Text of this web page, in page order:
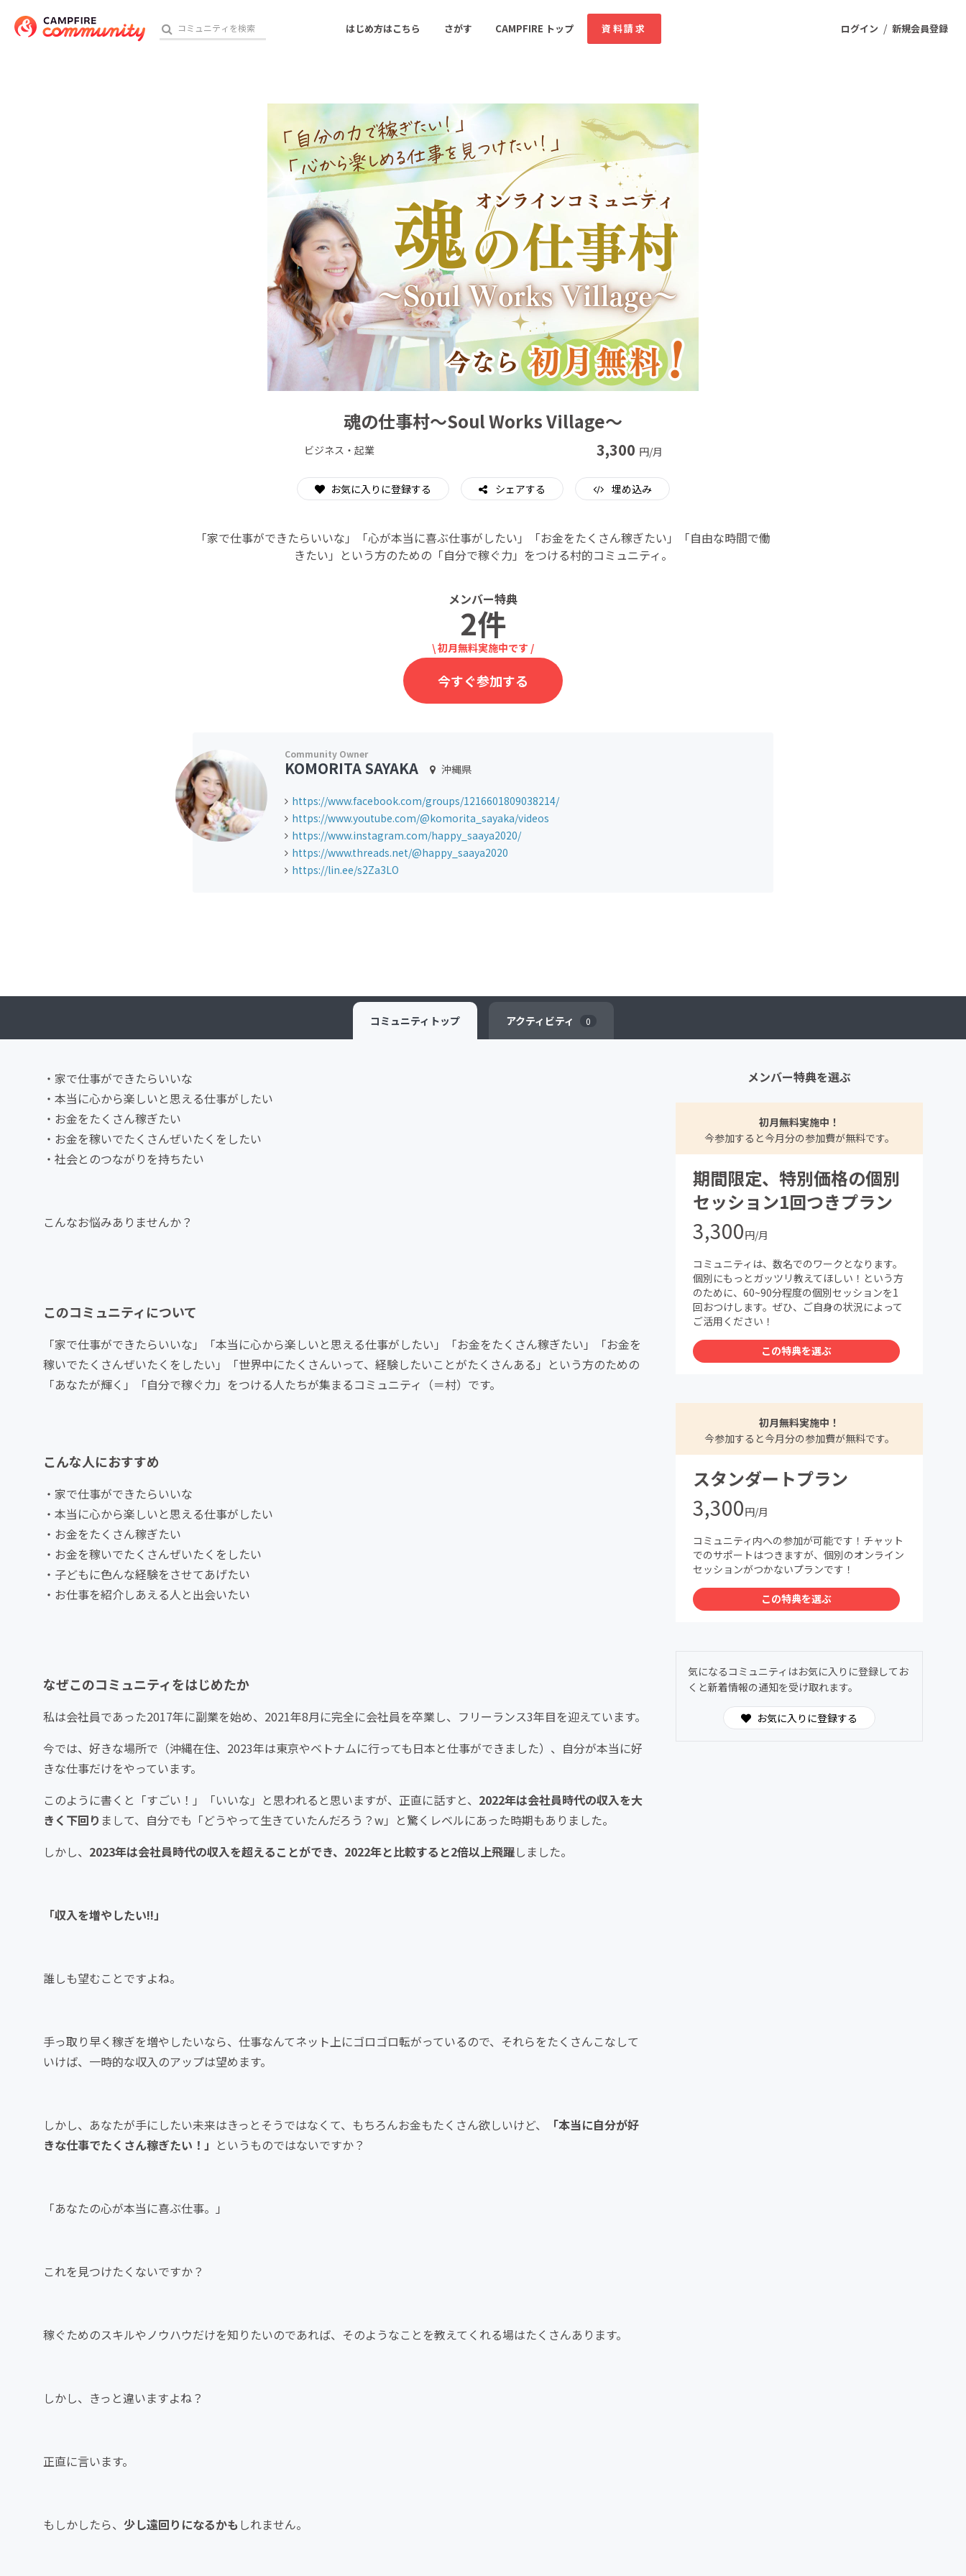
ログイン / 新規会員登録
はじめ方はこちら さがす CAMPFIRE トップ 資料請求
おすすめのコミュニティ 人気のコミュニティ 新着のコミュニティ
音楽 舞台・パフォーマンス
ゲーム・サービス開発 フード・飲食店
書籍・雑誌出版 アニメ・漫画
ソーシャルグッド ビューティー・ヘルスケア
CAMPFIRE for Social Good CAMPFIRE Creation
魂の仕事村〜Soul Works Village〜
ビジネス・起業 3,300 円/月
お気に入りに登録する シェアする 埋め込み
「家で仕事ができたらいいな」「心が本当に喜ぶ仕事がしたい」「お金をたくさん稼ぎたい」「自由な時間で働
きたい」という方のための「自分で稼ぐ力」をつける村的コミュニティ。
メンバー特典
2件
\ 初月無料実施中です /
今すぐ参加する
KOMORITA SAYAKA 沖縄県
https://www.facebook.com/groups/1216601809038214/
https://www.youtube.com/@komorita_sayaka/videos
https://www.instagram.com/happy_saaya2020/
https://www.threads.net/@happy_saaya2020
https://lin.ee/s2Za3LO
コミュニティ トップ アクティビティ 0
・家で仕事ができたらいいな
・本当に心から楽しいと思える仕事がしたい
・お金をたくさん稼ぎたい
・お金を稼いでたくさんぜいたくをしたい
・社会とのつながりを持ちたい
こんなお悩みありませんか？
このコミュニティについて
「家で仕事ができたらいいな」「本当に心から楽しいと思える仕事がしたい」「お金をたくさん稼ぎたい」「お金を
稼いでたくさんぜいたくをしたい」「世界中にたくさんいって、経験したいことがたくさんある」という方のための
「あなたが輝く」「自分で稼ぐ力」をつける人たちが集まるコミュニティ（＝村）です。
こんな人におすすめ
・家で仕事ができたらいいな
・本当に心から楽しいと思える仕事がしたい
・お金をたくさん稼ぎたい
・お金を稼いでたくさんぜいたくをしたい
・子どもに色んな経験をさせてあげたい
・お仕事を紹介しあえる人と出会いたい
なぜこのコミュニティをはじめたか
私は会社員であった2017年に副業を始め、2021年8月に完全に会社員を卒業し、フリーランス3年目を迎えています。
今では、好きな場所で（沖縄在住、2023年は東京やベトナムに行っても日本と仕事ができました）、自分が本当に好
きな仕事だけをやっています。
このように書くと「すごい！」「いいな」と思われると思いますが、正直に話すと、 2022年は会社員時代の収入を大
きく下回り まして、自分でも「どうやって生きていたんだろう？w」と驚くレベルにあった時期もありました。
しかし、 2023年は会社員時代の収入を超えることができ、2022年と比較すると2倍以上飛躍しました。
「収入を増やしたい!!」
誰しも望むことですよね。
手っ取り早く稼ぎを増やしたいなら、仕事なんてネット上にゴロゴロ転がっているので、それらをたくさんこなして
いけば、一時的な収入のアップは望めます。
しかし、あなたが手にしたい未来はきっとそうではなくて、もちろんお金もたくさん欲しいけど、
「本当に自分が好
きな仕事でたくさん稼ぎたい！」 というものではないですか？
「あなたの心が本当に喜ぶ仕事。」
これを見つけたくないですか？
稼ぐためのスキルやノウハウだけを知りたいのであれば、そのようなことを教えてくれる場はたくさんあります。
しかし、きっと違いますよね？
正直に言います。
もしかしたら、 少し遠回りになるかも しれません。
メンバー特典を選ぶ
初月無料実施中！
今参加すると今月分の参加費が無料です。
期間限定、特別価格の個別
セッション1回つきプラン
3,300円/月
コミュニティは、数名でのワークとなります。
個別にもっとガッツリ教えてほしい！という方
のために、60~90分程度の個別セッションを1
回おつけします。ぜひ、ご自身の状況によって
ご活用ください！
この特典を選ぶ
初月無料実施中！
今参加すると今月分の参加費が無料です。
スタンダートプラン
3,300円/月
コミュニティ内への参加が可能です！チャット
でのサポートはつきますが、個別のオンライン
セッションがつかないプランです！
この特典を選ぶ
気になるコミュニティはお気に入りに登録してお
くと新着情報の通知を受け取れます。
お気に入りに登録する